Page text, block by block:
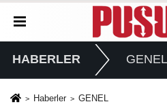
HABERLER GENEL
Haberler GENEL